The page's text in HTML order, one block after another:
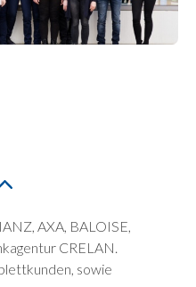
AXA, BALOISE,
CRELAN.
sowie